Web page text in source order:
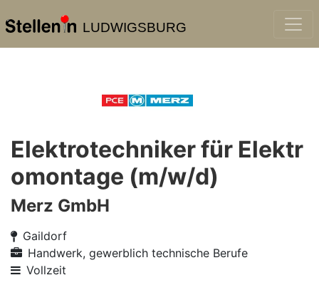
LUDWIGSBURG
Elektrotechniker für Elektr
omontage (m/w/d)
Merz GmbH
Gaildorf
Handwerk, gewerblich technische Berufe
Vollzeit